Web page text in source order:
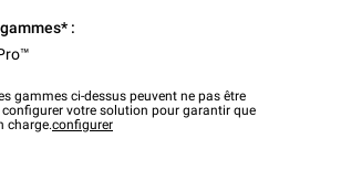
:
gammes ci-dessus peuvent ne pas être
votre solution pour garantir que
charge.configurer